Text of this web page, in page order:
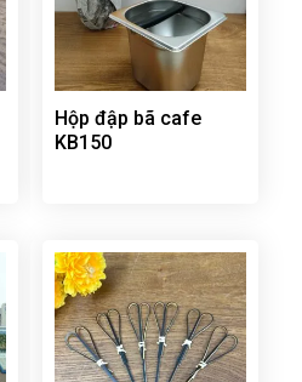
Hộp đập bã cafe
KB150